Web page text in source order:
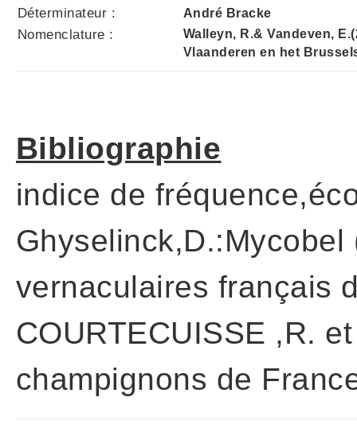
Déterminateur :
André Bracke
Nomenclature :
Walleyn, R.& Vandeven,
Vlaanderen en het
Bibliographie
indice de
Ghyselinck,D.:Mycobel
vernaculaires français
COURTECUISSE ,R.
champignons de